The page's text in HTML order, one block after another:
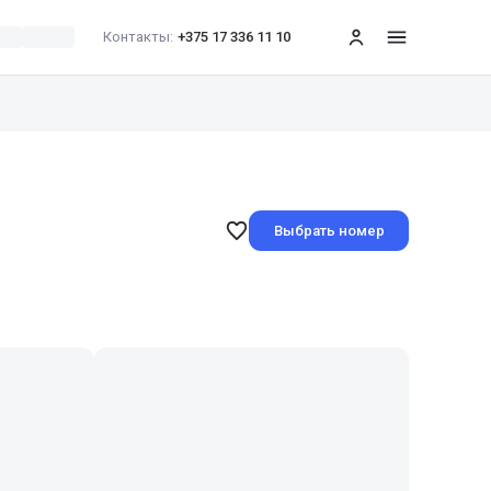
Контакты: +375 17 336 11 10 меню
Выбрать номер